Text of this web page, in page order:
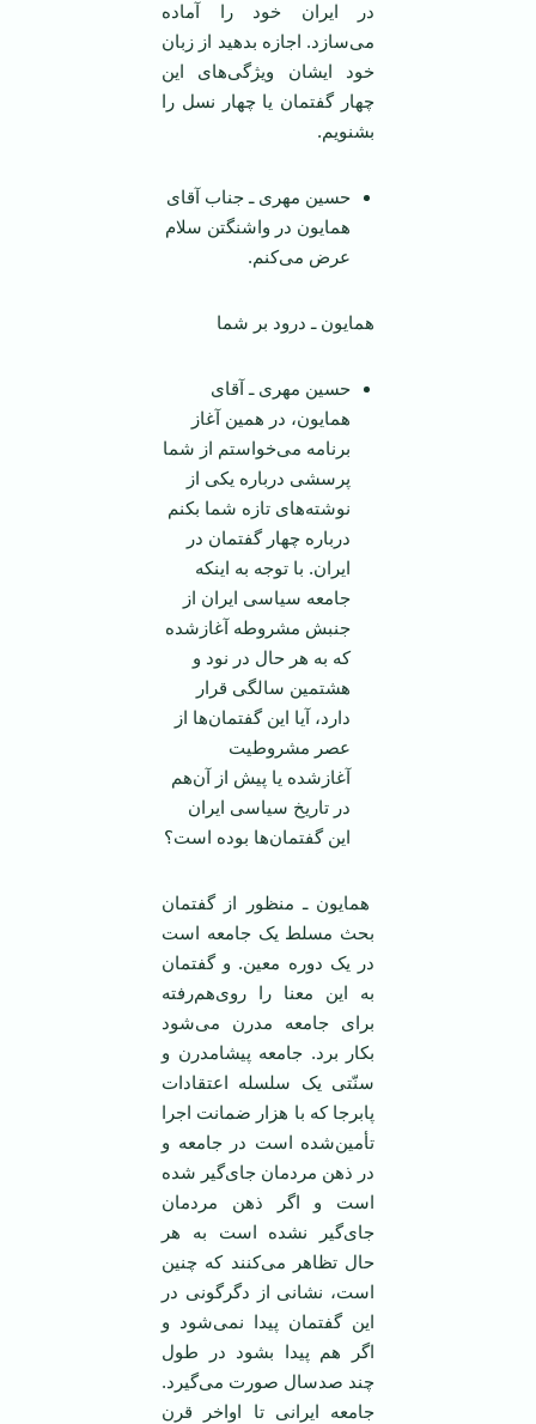
در ایران خود را آماده
می‌سازد. اجازه بدهید از ز‌بان
خود ایشان ویژگی‌های این
چهار گفتمان یا چهار نسل را
بشنویم.
حسین مهری ـ جناب آقای
همایون در واشنگتن سلام
عرض می‌کنم.
همایون ـ درود بر شما
حسین مهری ـ آقای
همایون، در همین آغاز
برنامه می‌خواستم از شما
پرسشی درباره یکی از
نوشته‌های تازه شما بکنم
درباره چهار گفتمان در
ایران. با توجه به اینکه
جامعه سیاسی ایران از
جنبش مشروطه آغازشده
که به هر حال در نود و
هشتمین سالگی قرار
دارد، آیا این گفتمان‌ها از
عصر مشروطیت
آغازشده یا پیش از آن‌هم
در تاریخ سیاسی ایران
این گفتمان‌ها بوده است؟
همایون ـ منظور از گفتمان
بحث مسلط یک جامعه است
در یک دوره معین. و گفتمان
به این معنا را روی‌هم‌رفته
برای جامعه مدرن می‌شود
بکار برد. جامعه پیشامدرن و
سنّتی یک سلسله اعتقادات
پابرجا که با هزار ضمانت اجرا
تأمین‌شده است در جامعه و
در ذهن مردمان جای‌گیر شده
است و اگر ذهن مردمان
جای‌گیر نشده است به هر
حال تظاهر می‌کنند که چنین
است، نشانی از دگرگونی در
این گفتمان پیدا نمی‌شود و
اگر هم پیدا بشود در طول
چند صدسال صورت می‌گیرد.
جامعه ایرانی تا اواخر قرن